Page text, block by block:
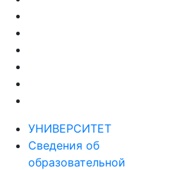
УНИВЕРСИТЕТ
Сведения об
образовательной